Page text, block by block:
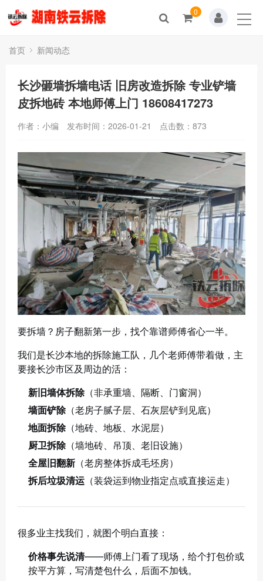
0
首页 新闻动态
长沙砸墙拆墙电话 旧房改造拆除 专业铲墙
皮拆地砖 本地师傅上门 18608417273
作者：小编 发布时间：2026-01-21 点击数： 873
要拆墙？房子翻新第一步，找个靠谱师傅省心一半。
我们是长沙本地的拆除施工队，几个老师傅带着做，主
要接长沙市区及周边的活：
新旧墙体拆除（非承重墙、隔断、门窗洞）
墙面铲除（老房子腻子层、石灰层铲到见底）
地面拆除（地砖、地板、水泥层）
厨卫拆除（墙地砖、吊顶、老旧设施）
全屋旧翻新 （老房整体拆成毛坯房）
拆后垃圾清运 （装袋运到物业指定点或直接运走）
很多业主找我们，就图个明白直接：
价格事先说清——师傅上门看了现场，给个打包价或
按平方算，写清楚包什么，后面不加钱。